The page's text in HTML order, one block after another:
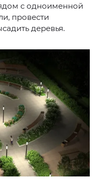
с одноименной
провести
деревья.